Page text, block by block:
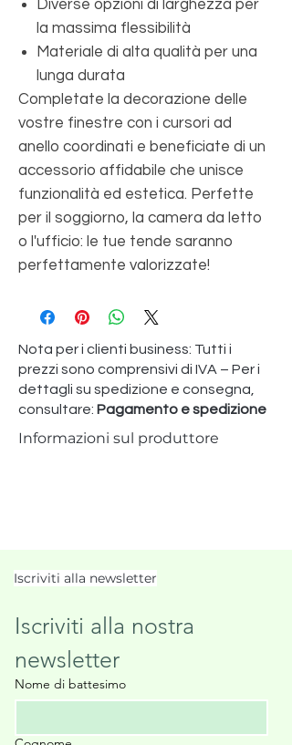
Diverse opzioni di larghezza per
la massima flessibilità
Materiale di alta qualità per una
lunga durata
Completate la decorazione delle
vostre finestre con i cursori ad
anello coordinati e beneficiate di un
accessorio affidabile che unisce
funzionalità ed estetica. Perfette
per il soggiorno, la camera da letto
o l'ufficio: le tue tende saranno
perfettamente valorizzate!
Nota per i clienti business: Tutti i
prezzi sono comprensivi di IVA – Per i
dettagli su spedizione e consegna,
consultare: Pagamento e spedizione
Informazioni sul produttore
Iscriviti alla newsletter
Iscriviti alla nostra
newsletter
Nome di battesimo